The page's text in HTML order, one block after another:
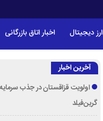
ارز دیجیتال اخبار اتاق بازرگانی
آخرین اخبار
اولویت قزاقستان در جذب
گرین‌فیلد